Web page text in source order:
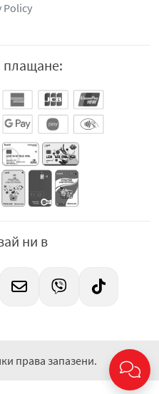
Policy
плащане:
ни в
права запазени.